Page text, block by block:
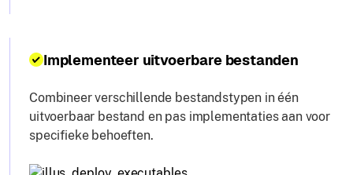
Implementeer uitvoerbare bestanden
Combineer verschillende bestandstypen in één
uitvoerbaar bestand en pas implementaties aan voor
specifieke behoeften.